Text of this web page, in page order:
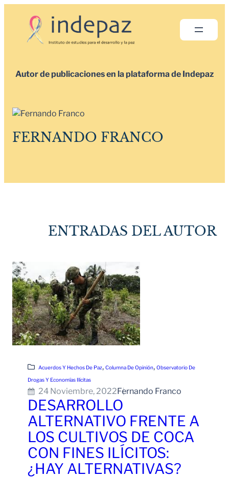
Autor de publicaciones en la plataforma de Indepaz
FERNANDO FRANCO
ENTRADAS DEL AUTOR
Acuerdos Y Hechos De Paz, Columna De Opinión, Observatorio De
Drogas Y Economías Ilícitas
24 Noviembre, 2022Fernando Franco
DESARROLLO
ALTERNATIVO FRENTE A
LOS CULTIVOS DE COCA
CON FINES ILÍCITOS:
¿HAY ALTERNATIVAS?